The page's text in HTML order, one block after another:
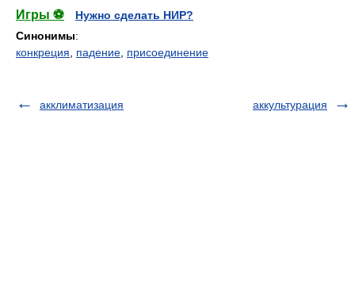
Игры ⚽
Нужно сделать НИР?
Синонимы:
конкреция
падение присоединение
акклиматизация аккультурация